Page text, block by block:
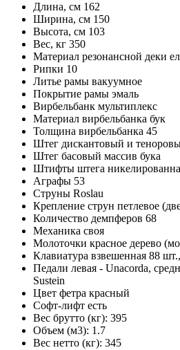
Длина, см 162
Ширина, см 150
Высота, см 103
Вес, кг 350
Материал резонансной деки
Рипки 10
Литье рамы вакуумное
Покрытие рамы эмаль
Вирбельбанк мультиплекс
Материал вирбельбанка бук
Толщина вирбельбанка 45
Штег дискантовый и
Штег басовый массив бука
Штифты штега
Аграфы 53
Струны Roslau
Крепление струн петлевое
Количество демпферов 68
Механика своя
Молоточки красное дерево
Клавиатура взвешенная 88
Педали левая - Unacorda,
Sustein
Цвет фетра красный
Софт-лифт есть
Вес брутто (кг): 395
Объем (м3): 1.7
Вес нетто (кг): 345